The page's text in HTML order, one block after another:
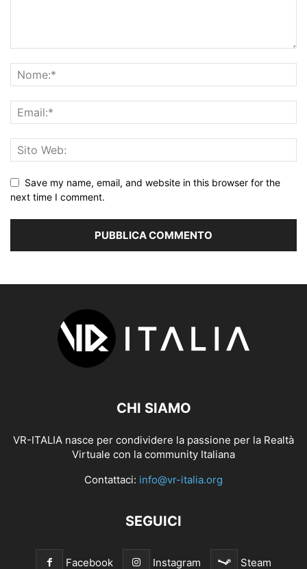
Save my name, email, and website in this browser for the
next time I comment.
CHI SIAMO
VR-ITALIA nasce per condividere la passione per la Realtà
Virtuale con la community Italiana
Contattaci: info@vr-italia.org
SEGUICI
Facebook Instagram Steam